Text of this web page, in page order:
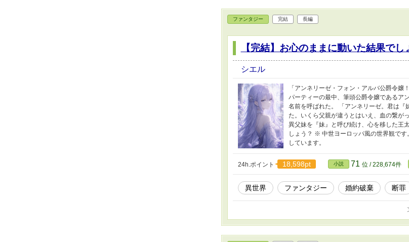
ファンタジー 完結 長編
【完結】お心のままに動いた結果でし
シエル
「アンネリーゼ・フォン・アルバ公爵令
パーティーの最中、筆頭公爵令嬢であるア
名前を呼ばれた。 「アンネリーゼ。君は
た。いくら父親が違うとはいえ、血の繋が
異父妹を『妹』と呼び続け、心を移した王
しょう？ ※ 中世ヨーロッパ風の世界観で
しています。
24h.ポイント 18,598pt 小説 71 位 / 228,674件
異世界 ファンタジー 婚約破棄 断罪